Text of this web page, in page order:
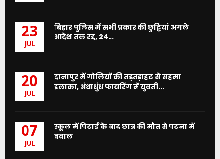
23
JUL
बिहार पुलिस में सभी प्रकार की छुट्टियां अगले
आदेश तक रद्द, 24...
20
JUL
दानापुर में गोलियों की तड़तड़ाहट से सहमा
इलाका, अंधाधुंध फायरिंग में युवती...
07
JUL
स्कूल में पिटाई के बाद छात्र की मौत से पटना में
बवाल